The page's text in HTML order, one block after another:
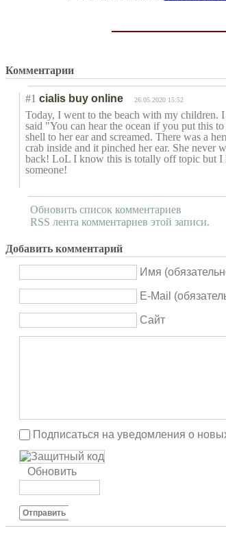
Комментарии
#1 cialis buy online 26.05.2020 15:52
Today, I went to the beach with my children.
said "You can hear the ocean if you put this
shell to her ear and screamed. There was a
crab inside and it pinched her ear. She never
back! LoL I know this is totally off topic but I
someone!
Обновить список комментариев
RSS лента комментариев этой записи.
Добавить комментарий
Имя
E-Mail
Сайт
Подписаться на уведомления о
Обновить
Отправить